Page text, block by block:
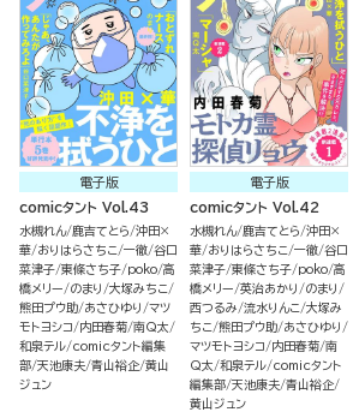
電子版
comicタント Vol.43
水槻れん 鹿吉てとら 沖田×
華 おりはらさちこ 一徹 谷口
菜津子 東條さち子 poko 高
橋メリー
のまり
大塚みちこ
熊田プウ助 あさひゆり
マツ
モトヨシコ
内田春菊 南Q太
和泉テル comicタント編集
部 天池康夫 青山裕企 黄山
ジュン
電子版
comicタント Vol.42
水槻れん 鹿吉てとら 沖田×
華 おりはらさちこ 一徹 谷口
菜津子 東條さち子 poko 高
橋メリー 英治あかり
のまり
西つるみ 流水りんこ 大塚み
ちこ 熊田プウ助 あさひゆり
マツモトヨシコ
内田春菊 南
Q太 和泉テル comicタント
編集部 天池康夫 青山裕企
黄山ジュン